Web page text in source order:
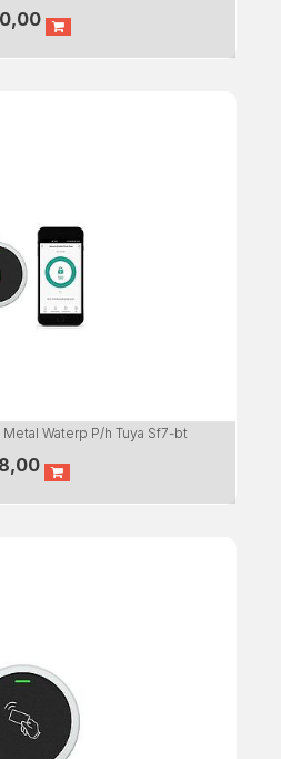
Waterp P/h Tuya Sf7-bt